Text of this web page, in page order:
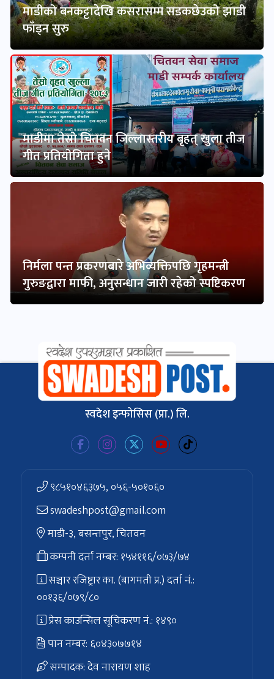
माडीको बनकट्टादेखि कसरासम्म सडकछेउको झाडी
फाँड्न सुरु
माडीमा तेस्रो चितवन जिल्लास्तरीय बृहत् खुला तीज
गीत प्रतियोगिता हुने
निर्मला पन्त प्रकरणबारे अभिव्यक्तिपछि गृहमन्त्री
गुरुङद्वारा माफी, अनुसन्धान जारी रहेको स्पष्टिकरण
स्वदेश इन्फोसिस (प्रा.) लि.
९८५१०४६३७५, ०५६-५०१०६०
swadeshpost@gmail.com
माडी-३, बसन्तपुर, चितवन
कम्पनी दर्ता नम्बर: १५४११६/०७३/७४
सञ्चार रजिष्ट्रार का. (बागमती प्र.) दर्ता नं.:
००१३६/०७९/८०
प्रेस काउन्सिल सूचिकरण नं.: १४९०
पान नम्बर: ६०४३०७७१४
सम्पादक: देव नारायण शाह